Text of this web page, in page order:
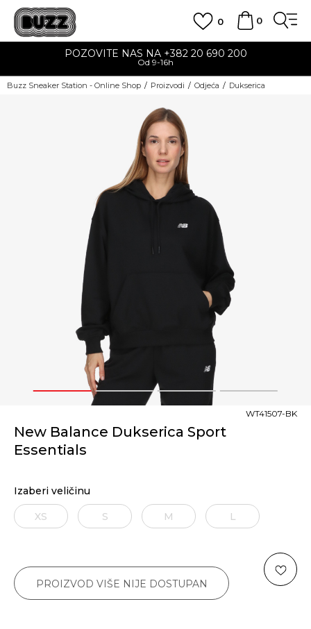
0
0
POZOVITE NAS NA +382 20 690 200
Od 9-16h
Buzz Sneaker Station - Online Shop Proizvodi Odjeća Dukserica
1 2 3 4
New Balance Dukserica Sport
Essentials
WT41507-BK
Izaberi veličinu
XS S M L
PROIZVOD VIŠE NIJE DOSTUPAN